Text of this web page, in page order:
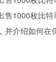
售1000枚比特
并介绍如何在